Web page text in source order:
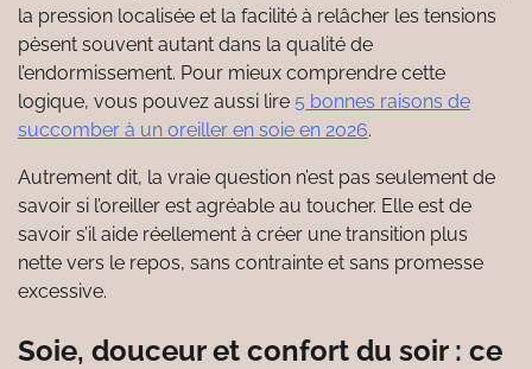
la pression localisée et la facilité à relâcher les tensions
pèsent souvent autant dans la qualité de
l’endormissement. Pour mieux comprendre cette
logique, vous pouvez aussi lire 5 bonnes raisons de
succomber à un oreiller en soie en 2026.
Autrement dit, la vraie question n’est pas seulement de
savoir si l’oreiller est agréable au toucher. Elle est de
savoir s’il aide réellement à créer une transition plus
nette vers le repos, sans contrainte et sans promesse
excessive.
Soie, douceur et confort du soir : ce